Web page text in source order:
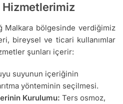
Hizmetlerimiz
Malkara bölgesinde verdiğimiz
bireysel ve ticari kullanımlar
şunları içerir:
suyunun içeriğinin
yönteminin seçilmesi.
Kurulumu: Ters osmoz,